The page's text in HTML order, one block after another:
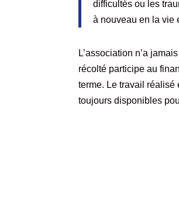
difficultés ou les
à nouveau en la vie
L’association n’a
récolté participe au
terme. Le travail réalisé
toujours disponibles